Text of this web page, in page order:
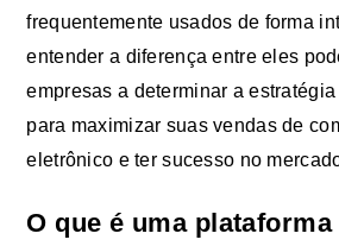
frequentemente usados de forma
entender a diferença entre eles
empresas a determinar a
para maximizar suas vendas de
eletrônico e ter sucesso no
O que é uma plataforma